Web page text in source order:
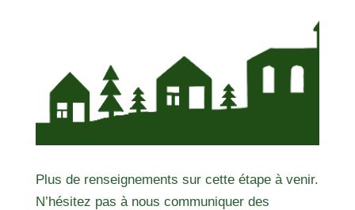
Plus de renseignements sur cette étape à venir.
N’hésitez pas à nous communiquer des